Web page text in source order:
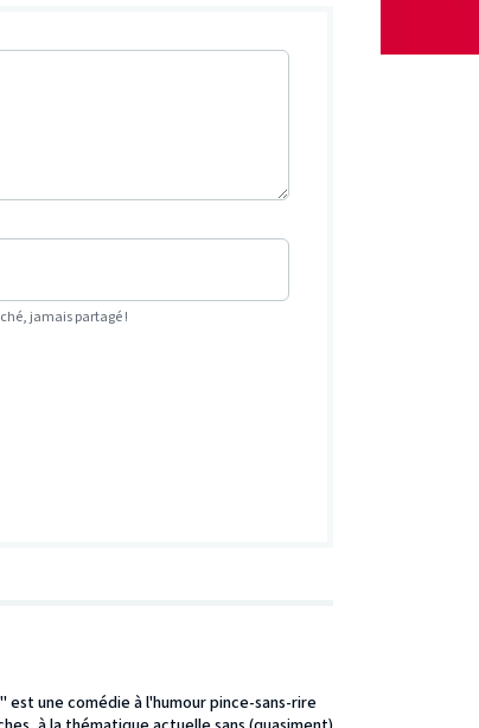
jamais partagé !
est une comédie à l'humour pince-sans-rire